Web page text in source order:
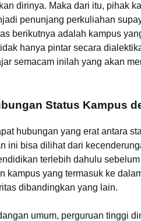
dirinya. Maka dari itu, pihak
penunjang perkuliahan
berikutnya adalah kampus
hanya pintar secara
semacam inilah yang akan
Status Kampus
hubungan yang erat antara
ini bisa dilihat dari
terlebih dahulu
kampus yang termasuk ke
dibandingkan yang lain.
umum, perguruan tinggi